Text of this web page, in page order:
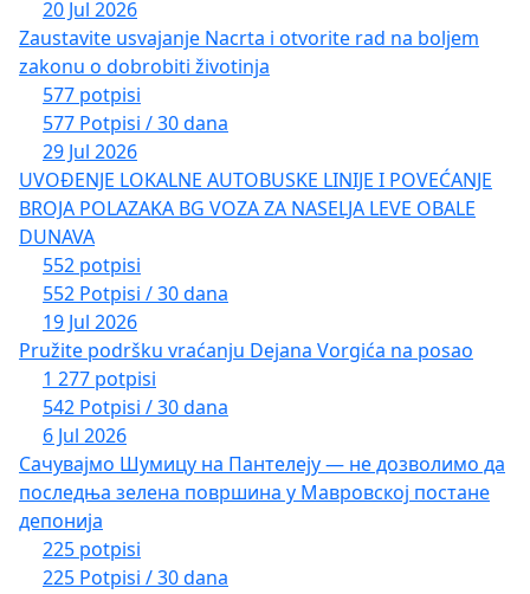
20 Jul 2026
Zaustavite usvajanje Nacrta i otvorite rad na boljem
zakonu o dobrobiti životinja
577 potpisi
577 Potpisi / 30 dana
29 Jul 2026
UVOĐENJE LOKALNE AUTOBUSKE LINIJE I POVEĆANJE
BROJA POLAZAKA BG VOZA ZA NASELJA LEVE OBALE
DUNAVA
552 potpisi
552 Potpisi / 30 dana
19 Jul 2026
Pružite podršku vraćanju Dejana Vorgića na posao
1 277 potpisi
542 Potpisi / 30 dana
6 Jul 2026
Сачувајмо Шумицу на Пантелеју — не дозволимо да
последња зелена површина у Мавровској постане
депонија
225 potpisi
225 Potpisi / 30 dana